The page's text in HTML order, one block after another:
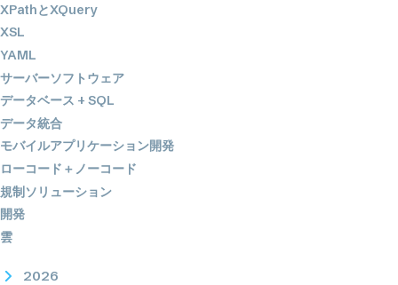
XPathとXQuery
XSL
YAML
サーバーソフトウェア
データベース + SQL
データ統合
モバイルアプリケーション開発
ローコード＋ノーコード
規制ソリューション
開発
雲
2026